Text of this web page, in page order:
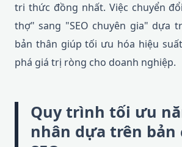
tri thức đồng nhất. Việc chuyển
thợ" sang "SEO chuyên gia" dựa
bản thân giúp tối ưu hóa hiệu
phá giá trị ròng cho doanh nghiệp.
Quy trình tối ưu
nhân dựa trên bản